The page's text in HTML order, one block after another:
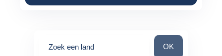
Zoek een land Zoek een land
OK